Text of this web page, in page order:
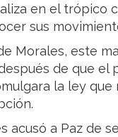
en el trópico
sus
Morales, este
de que el
la ley que
acusó a Paz de